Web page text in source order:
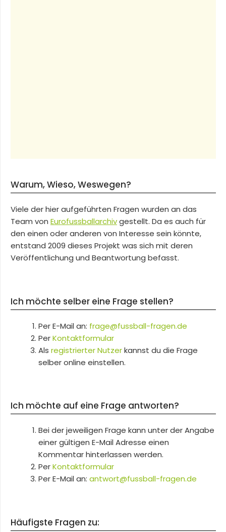
Warum, Wieso, Weswegen?
Viele der hier aufgeführten Fragen wurden an das
Team von Eurofussballarchivgestellt. Da es auch für
den einen oder anderen von Interesse sein könnte,
entstand 2009 dieses Projekt was sich mit deren
Veröffentlichung und Beantwortung befasst.
Ich möchte selber eine Frage stellen?
Per E-Mail an: frage@fussball-fragen.de
PerKontaktformular
Als registrierter Nutzerkannst du die Frage
selber online einstellen.
Ich möchte auf eine Frage antworten?
Bei der jeweiligen Frage kann unter der Angabe
einer gültigen E-Mail Adresse einen
Kommentar hinterlassen werden.
PerKontaktformular
Per E-Mail an: antwort@fussball-fragen.de
Häufigste Fragen zu: